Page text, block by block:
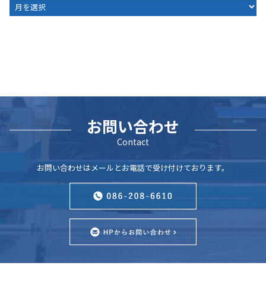
ARCHIVE
お問い合わせ
Contact
お問い合わせはメールとお電話で受け付けております。